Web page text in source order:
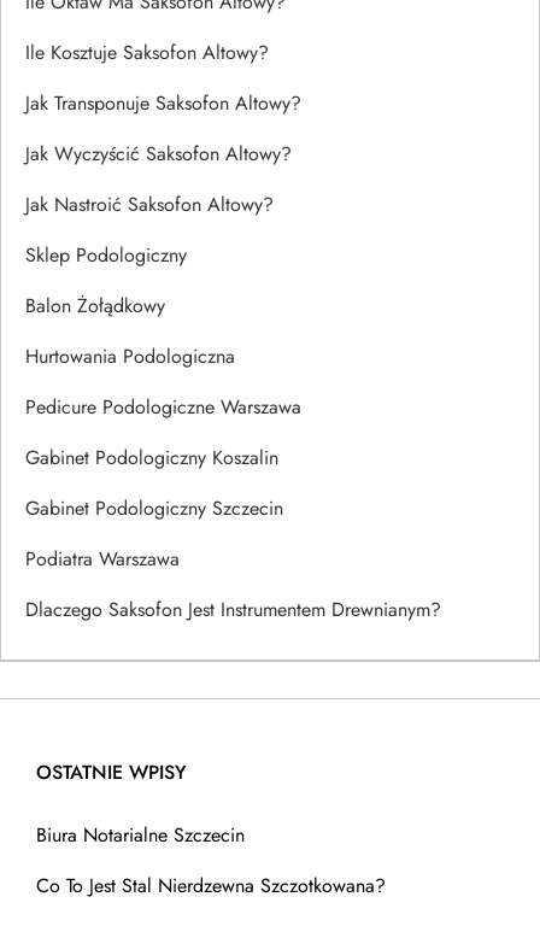
Ile Kosztuje Saksofon Altowy?
Jak Transponuje Saksofon Altowy?
Jak Wyczyścić Saksofon Altowy?
Jak Nastroić Saksofon Altowy?
Sklep Podologiczny
Balon Żołądkowy
Hurtowania Podologiczna
Pedicure Podologiczne Warszawa
Gabinet Podologiczny Koszalin
Gabinet Podologiczny Szczecin
Podiatra Warszawa
Dlaczego Saksofon Jest Instrumentem Drewnianym?
OSTATNIE WPISY
Biura Notarialne Szczecin
Co To Jest Stal Nierdzewna Szczotkowana?